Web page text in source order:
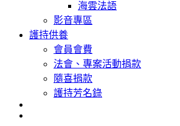
海雲法語
影音專區
護持供養
會員會費
法會、專案活動捐款
隨喜捐款
護持芳名錄